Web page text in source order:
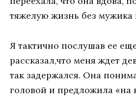
тяжелую жизнь без мужика
Я тактично послушав ее
рассказал,что меня ждет
так задержался. Она
головой и предложила «на